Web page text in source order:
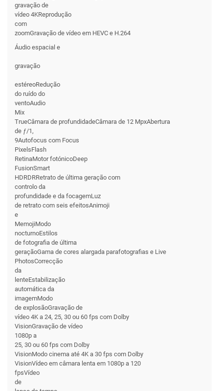
gravação de
vídeo 4KReprodução
com
zoomGravação de vídeo em HEVC e H.264
Áudio espacial e
gravação
estéreoRedução
do ruído do
ventoAudio
Mix
TrueCâmara de profundidadeCâmara de 12 MpxAbertura
de ƒ/1,
9Autofocus com Focus
PixelsFlash
RetinaMotor fotónicoDeep
FusionSmart
HDRDRRetrato de última geração com
controlo da
profundidade e da focagemLuz
de retrato com seis efeitosAnimoji
e
MemojiModo
nocturnoEstilos
de fotografia de última
geraçãoGama de cores alargada parafotografias e Live
PhotosCorrecção
da
lenteEstabilização
automática da
imagemModo
de explosãoGravação de
vídeo 4K a 24, 25, 30 ou 60 fps com Dolby
VisionGravação de vídeo
1080p a
25, 30 ou 60 fps com Dolby
VisionModo cinema até 4K a 30 fps com Dolby
VisionVídeo em câmara lenta em 1080p a 120
fpsVídeo
de